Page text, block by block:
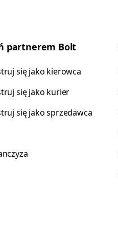
partnerem Bolt
się jako kierowca
się jako kurier
się jako sprzedawca